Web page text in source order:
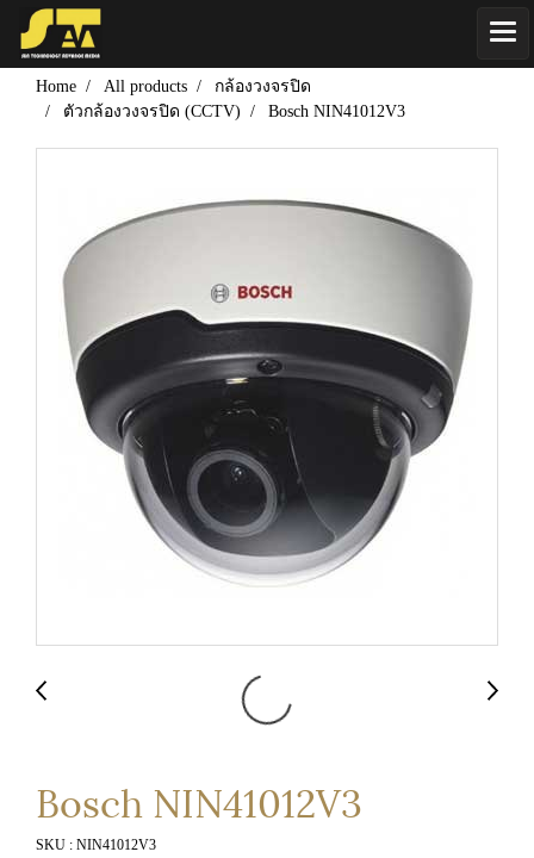
Home All products
กล้องวงจรปิด
ตัวกล้องวงจรปิด (CCTV)
Bosch NIN41012V3
Bosch NIN41012V3
SKU : NIN41012V3